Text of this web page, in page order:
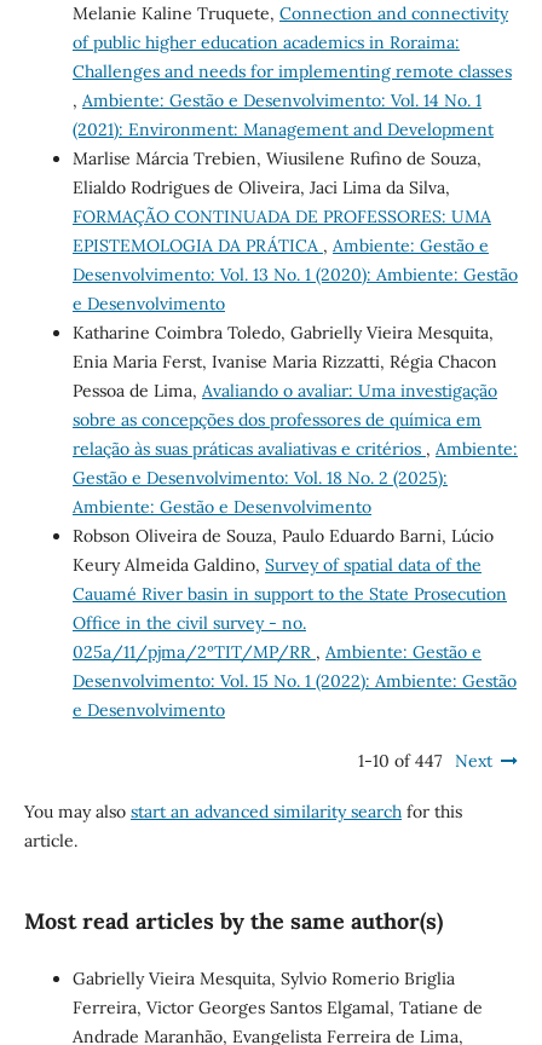
Melanie Kaline Truquete, Connection and connectivity
of public higher education academics in Roraima:
Challenges and needs for implementing remote classes
, Ambiente: Gestão e Desenvolvimento: Vol. 14 No. 1
(2021): Environment: Management and Development
Marlise Márcia Trebien, Wiusilene Rufino de Souza,
Elialdo Rodrigues de Oliveira, Jaci Lima da Silva,
FORMAÇÃO CONTINUADA DE PROFESSORES: UMA
EPISTEMOLOGIA DA PRÁTICA , Ambiente: Gestão e
Desenvolvimento: Vol. 13 No. 1 (2020): Ambiente: Gestão
e Desenvolvimento
Katharine Coimbra Toledo, Gabrielly Vieira Mesquita,
Enia Maria Ferst, Ivanise Maria Rizzatti, Régia Chacon
Pessoa de Lima, Avaliando o avaliar: Uma investigação
sobre as concepções dos professores de química em
relação às suas práticas avaliativas e critérios , Ambiente:
Gestão e Desenvolvimento: Vol. 18 No. 2 (2025):
Ambiente: Gestão e Desenvolvimento
Robson Oliveira de Souza, Paulo Eduardo Barni, Lúcio
Keury Almeida Galdino, Survey of spatial data of the
Cauamé River basin in support to the State Prosecution
Office in the civil survey - no.
025a/11/pjma/2ºTIT/MP/RR , Ambiente: Gestão e
Desenvolvimento: Vol. 15 No. 1 (2022): Ambiente: Gestão
e Desenvolvimento
1-10 of 447 Next
You may also start an advanced similarity searchfor this
article.
Most read articles by the same author(s)
Gabrielly Vieira Mesquita, Sylvio Romerio Briglia
Ferreira, Victor Georges Santos Elgamal, Tatiane de
Andrade Maranhão, Evangelista Ferreira de Lima,